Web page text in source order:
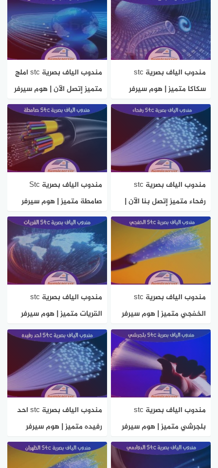
مندوب الياف بصرية stc
سكاكا متميز | هوم سيرفر
مندوب الياف بصرية stc املج
متميز إتصل الآن | هوم سيرفر
مندوب الياف بصرية stc
رفحاء متميز إتصل بنا الآن |
هوم سيرفر
مندوب الياف بصرية Stc
صامطة متميز | هوم سيرفر
مندوب الياف بصرية stc
الخفجي متميز | هوم سيرفر
مندوب الياف بصرية stc
القريات متميز | هوم سيرفر
مندوب الياف بصرية stc
بلجرشي متميز | هوم سيرفر
مندوب الياف بصرية stc احد
رفيده متميز | هوم سيرفر